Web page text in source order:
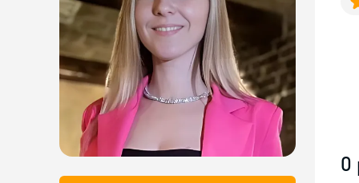
О